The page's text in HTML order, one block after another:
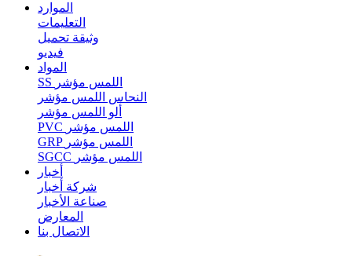
الموارد
التعليمات
وثيقة تحميل
فيديو
المواد
SS اللمس مؤشر
النحاس اللمس مؤشر
ألو اللمس مؤشر
PVC اللمس مؤشر
GRP اللمس مؤشر
SGCC اللمس مؤشر
أخبار
شركة أخبار
صناعة الأخبار
المعارض
الاتصال بنا